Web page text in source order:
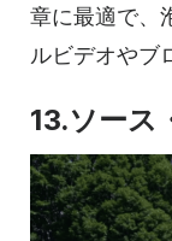
章に最適で、
ルビデオやブ
13.ソース